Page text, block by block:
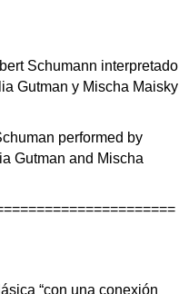
Schumann interpretado
Gutman y Mischa Maisky
performed by
Gutman and Mischa
“con una conexión